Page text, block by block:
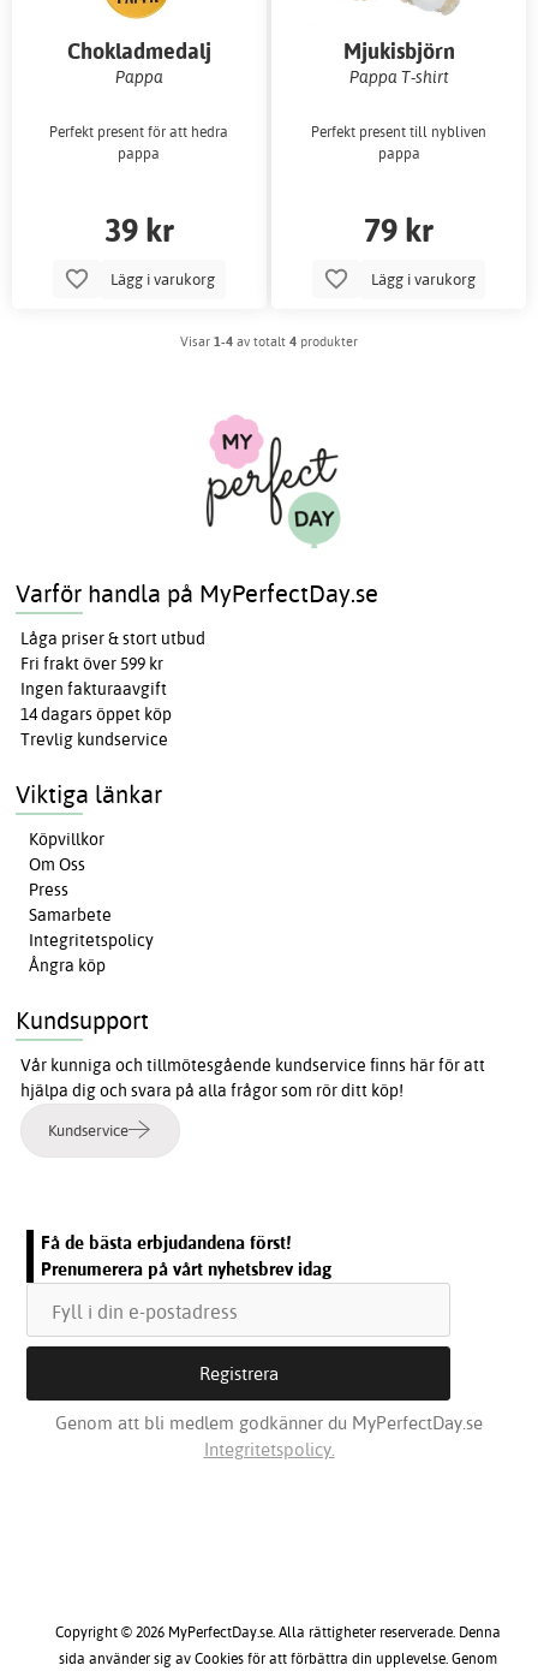
Chokladmedalj
Pappa
Perfekt present för att hedra
pappa
39 kr
Lägg i varukorg
Mjukisbjörn
Pappa T-shirt
Perfekt present till nybliven
pappa
79 kr
Lägg i varukorg
Visar 1-4 av totalt 4 produkter
Varför handla på MyPerfectDay.se
Låga priser & stort utbud
Fri frakt över 599 kr
Ingen fakturaavgift
14 dagars öppet köp
Trevlig kundservice
Viktiga länkar
Köpvillkor
Om Oss
Press
Samarbete
Integritetspolicy
Ångra köp
Kundsupport
Vår kunniga och tillmötesgående kundservice finns här för att
hjälpa dig och svara på alla frågor som rör ditt köp!
Kundservice
Få de bästa erbjudandena först!
Prenumerera på vårt nyhetsbrev idag
Genom att bli medlem godkänner du MyPerfectDay.se
Integritetspolicy.
Copyright © 2026 MyPerfectDay.se. Alla rättigheter reserverade. Denna
sida använder sig av Cookies för att förbättra din upplevelse. Genom